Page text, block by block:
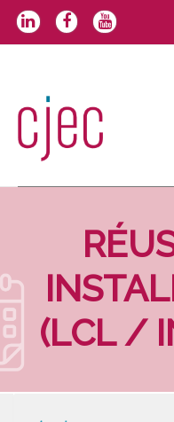
Aller
(LCL /